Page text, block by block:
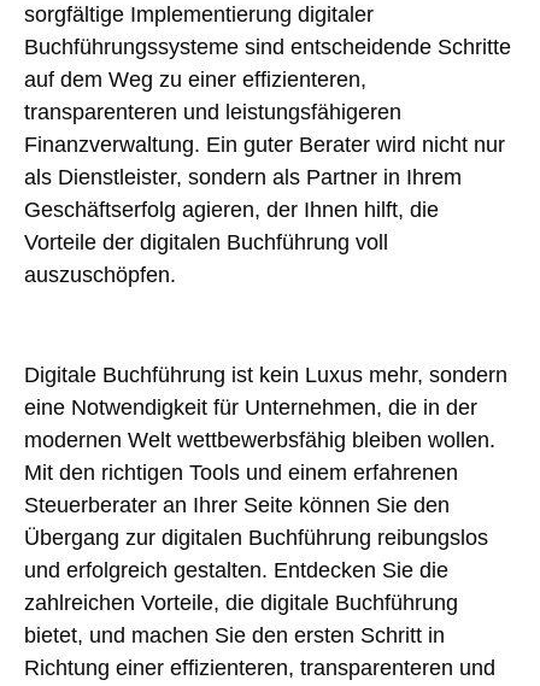
sorgfältige Implementierung digitaler
Buchführungssysteme sind entscheidende Schritte
auf dem Weg zu einer effizienteren,
transparenteren und leistungsfähigeren
Finanzverwaltung. Ein guter Berater wird nicht nur
als Dienstleister, sondern als Partner in Ihrem
Geschäftserfolg agieren, der Ihnen hilft, die
Vorteile der digitalen Buchführung voll
auszuschöpfen.
Digitale Buchführung ist kein Luxus mehr, sondern
eine Notwendigkeit für Unternehmen, die in der
modernen Welt wettbewerbsfähig bleiben wollen.
Mit den richtigen Tools und einem erfahrenen
Steuerberater an Ihrer Seite können Sie den
Übergang zur digitalen Buchführung reibungslos
und erfolgreich gestalten. Entdecken Sie die
zahlreichen Vorteile, die digitale Buchführung
bietet, und machen Sie den ersten Schritt in
Richtung einer effizienteren, transparenteren und